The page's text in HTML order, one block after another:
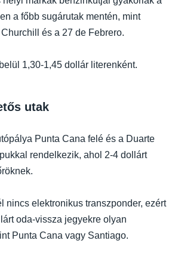
a főbb sugárutak mentén, mint
és a 27 de Febrero.
1,30-1,45 dollár literenként.
utak
Punta Cana felé és a Duarte
rendelkezik, ahol 2-4 dollárt
nincs elektronikus transzponder, ezért
oda-vissza jegyekre olyan
Punta Cana vagy Santiago.